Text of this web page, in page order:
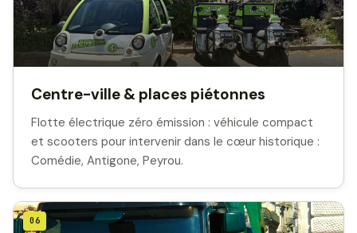
Centre-ville & places piétonnes
Flotte électrique zéro émission : véhicule compact
et scooters pour intervenir dans le cœur historique :
Comédie, Antigone, Peyrou.
06